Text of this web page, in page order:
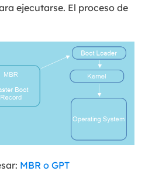
ejecutarse. El proceso de
MBR o GPT